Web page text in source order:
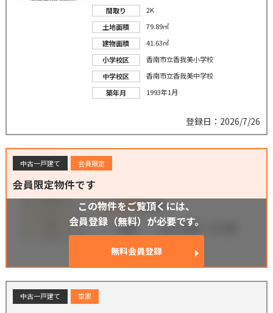
間取り
2K
土地面積
79.89㎡
建物面積
41.63㎡
小学校区
香南市立香我美小学校
中学校区
香南市立香我美中学校
築年月
1993年1月
登録日：2026/7/26
中古一戸建て 会員限定
会員限定物件です
この物件をご覧頂くには、
会員登録（無料）が必要です。
無料会員登録
中古一戸建て 空家